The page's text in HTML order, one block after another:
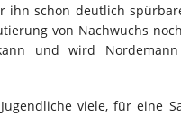
schon deutlich
von Nachwuchs
und wird
viele, für eine